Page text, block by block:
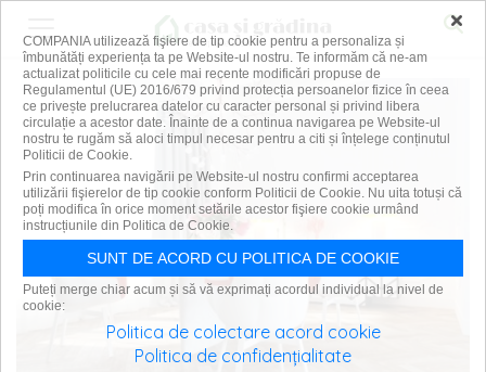
×
COMPANIA utilizează fişiere de tip cookie pentru a personaliza și
îmbunătăți experiența ta pe Website-ul nostru. Te informăm că ne-am
actualizat politicile cu cele mai recente modificări propuse de
Regulamentul (UE) 2016/679 privind protecția persoanelor fizice în ceea
ce privește prelucrarea datelor cu caracter personal și privind libera
circulație a acestor date. Înainte de a continua navigarea pe Website-ul
nostru te rugăm să aloci timpul necesar pentru a citi și înțelege conținutul
Politicii de Cookie.
Prin continuarea navigării pe Website-ul nostru confirmi acceptarea
utilizării fişierelor de tip cookie conform Politicii de Cookie. Nu uita totuși că
poți modifica în orice moment setările acestor fişiere cookie urmând
instrucțiunile din Politica de Cookie.
SUNT DE ACORD CU POLITICA DE COOKIE
Puteți merge chiar acum și să vă exprimați acordul individual la nivel de
cookie:
Politica de colectare acord cookie
Politica de confidențialitate